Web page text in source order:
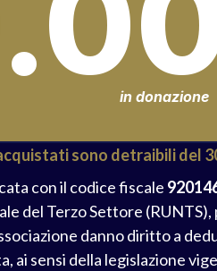
in donazione
sono detraibili del
con il codice fiscale
del Terzo Settore
danno diritto a
ai sensi della legislazione